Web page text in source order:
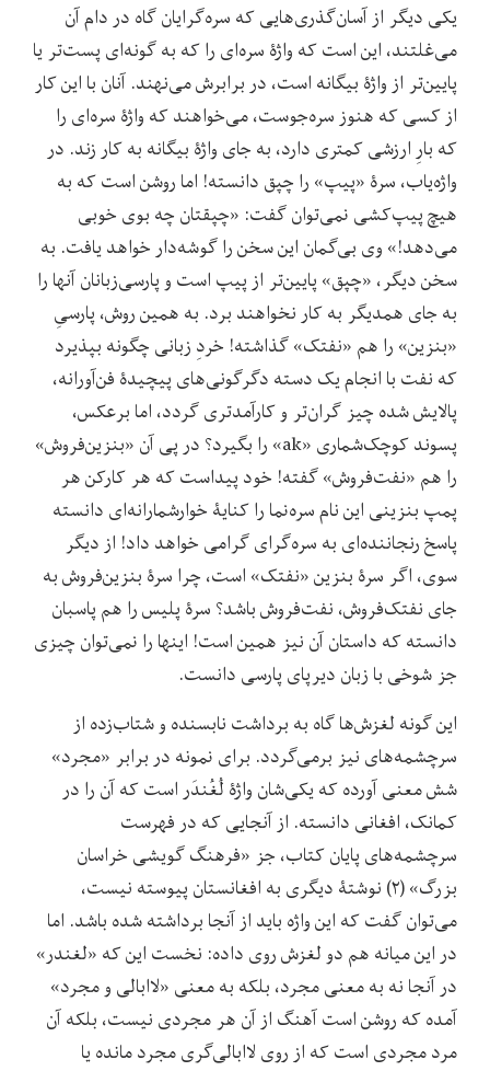
یکی دیگر از آسان‌گذری‌‌هایی که سره‌گرایان گاه در دام آن
می‌غلتند، این است که واژۀ سره‌ای را که به گونه‌ای پست‌تر یا
پایین‌تر از واژۀ بیگانه است، در برابرش می‌نهند. آنان با این کار
از کسی که هنوز سره‌جوست، می‌خواهند که واژۀ سره‌ای را
که بارِ ارزشی کمتری دارد، به جای واژۀ بیگانه به کار زند. در
واژه‌یاب، سرۀ «پیپ» را چپق دانسته! اما روشن است که به
هیچ پیپ‌کشی نمی‌توان گفت: «چپقتان چه بوی خوبی
می‌دهد!» وی بی‌گمان این سخن را گوشه‌دار خواهد یافت. به
سخن دیگر، «چپق» پایین‌تر از پیپ است و پارسی‌زبانان آنها را
به جای همدیگر به کار نخواهند برد. به همین روش، پارسیِ
«بنزین» را هم «نفتک» گذاشته! خردِ زبانی چگونه بپذیرد
که نفت با انجام یک دسته دگرگونی‌های پیچیدۀ فن‌آورانه،
پالایش شده چیز گران‌تر و کارآمدتری گردد، اما برعکس،
پسوند کوچک‌شماری «ak» را بگیرد؟ در پی آن «بنزین‌فروش»
را هم «نفت‌فروش» گفته! خود پیداست که هر کارکن هر
پمپ بنزینی این نام سره‌نما را کنایۀ خوار‌شمارانه‌ای دانسته
پاسخ رنجاننده‌ای به سره‌گرای گرامی خواهد داد! از دیگر
سوی، اگر سرۀ بنزین «نفتک» است، چرا سرۀ بنزین‌فروش به
جای نفتک‌فروش، نفت‌فروش باشد؟ سرۀ پلیس را هم پاسبان
دانسته که داستان آن نیز همین است! اینها را نمی‌توان چیزی
جز شوخی با زبان دیرپای پارسی دانست.
این گونه لغزش‌ها گاه به برداشت نابسنده و شتاب‌زده از
سرچشمه‌های نیز برمی‌گردد. برای نمونه در برابر «مجرد»
شش معنی آورده که یکی‌شان واژۀ لُغُندَر است که آن را در
کمانک، افغانی دانسته. از آنجایی که در فهرست
سرچشمه‌های پایان کتاب، جز «فرهنگ گویشی خراسان
بزرگ» (۲) نوشتۀ دیگری به افغانستان پیوسته نیست،
می‌توان گفت که این واژه باید از آنجا برداشته شده باشد. اما
در این میانه هم دو لغزش روی داده: نخست این که «لغندر»
در آنجا نه به معنی مجرد، بلکه به معنی «لاابالی و مجرد»
آمده که روشن است آهنگ از آن هر مجردی نیست، بلکه آن
مرد مجردی است که از روی لاابالی‌گری مجرد مانده یا